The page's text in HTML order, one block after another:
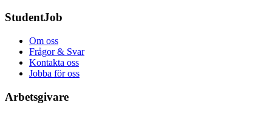
StudentJob
Om oss
Frågor & Svar
Kontakta oss
Jobba för oss
Arbetsgivare